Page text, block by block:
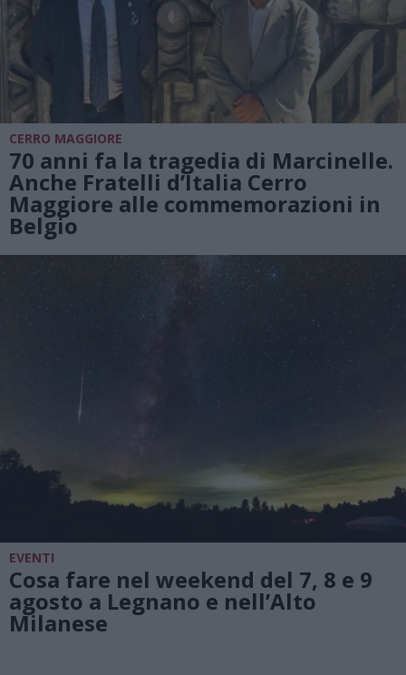
CERRO MAGGIORE
70 anni fa la tragedia di Marcinelle.
Anche Fratelli d’Italia Cerro
Maggiore alle commemorazioni in
Belgio
EVENTI
Cosa fare nel weekend del 7, 8 e 9
agosto a Legnano e nell’Alto
Milanese